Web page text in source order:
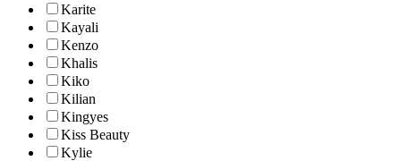
Karite
Kayali
Kenzo
Khalis
Kiko
Kilian
Kingyes
Kiss Beauty
Kylie